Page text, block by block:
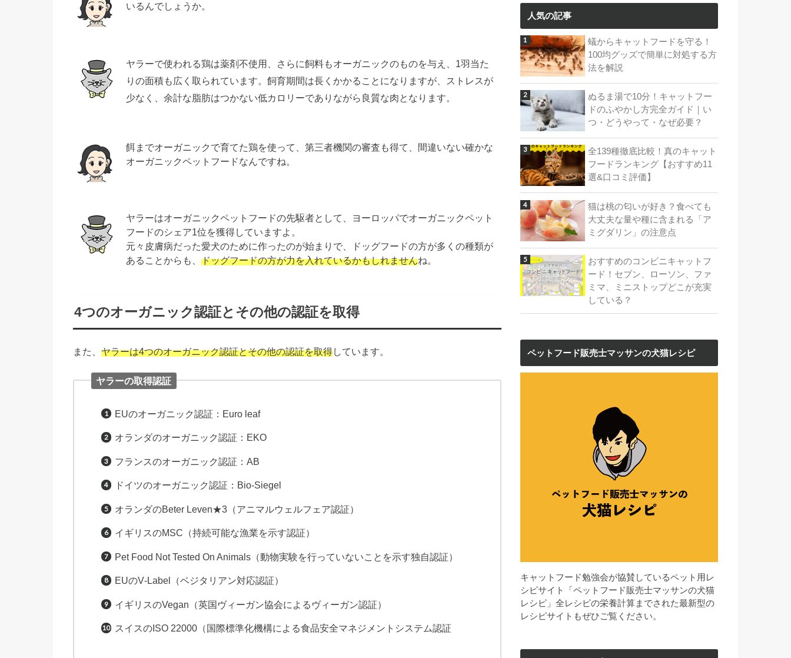
いるんでしょうか。
ヤラーで使われる鶏は薬剤不使用、さらに飼料もオーガニックのものを与え、1羽当た
りの面積も広く取られています。飼育期間は長くかかることになりますが、ストレスが
少なく、余計な脂肪はつかない低カロリーでありながら良質な肉となります。
餌までオーガニックで育てた鶏を使って、第三者機関の審査も得て、間違いない確かな
オーガニックペットフードなんですね。
ヤラーはオーガニックペットフードの先駆者として、ヨーロッパでオーガニックペット
フードのシェア1位を獲得していますよ。
元々皮膚病だった愛犬のために作ったのが始まりで、ドッグフードの方が多くの種類が
あることからも、 ドッグフードの方が力を入れているかもしれませんね。
4つのオーガニック認証とその他の認証を取得
また、 ヤラーは4つのオーガニック認証とその他の認証を取得しています。
ヤラーの取得認証
EUのオーガニック認証：Euro leaf
オランダのオーガニック認証：EKO
フランスのオーガニック認証：AB
ドイツのオーガニック認証：Bio-Siegel
オランダのBeter Leven★3（アニマルウェルフェア認証）
イギリスのMSC（持続可能な漁業を示す認証）
Pet Food Not Tested On Animals（動物実験を行っていないことを示す独自認証）
EUのV‑Label（ベジタリアン対応認証）
イギリスのVegan（英国ヴィーガン協会によるヴィーガン認証）
スイスのISO 22000（国際標準化機構による食品安全マネジメントシステム認証
人気の記事
蟻からキャットフードを守る！
100均グッズで簡単に対処する方
法を解説
ぬるま湯で10分！キャットフー
ドのふやかし方完全ガイド｜い
つ・どうやって・なぜ必要？
全139種徹底比較！真のキャット
フードランキング【おすすめ11
選&口コミ評価】
猫は桃の匂いが好き？食べても
大丈夫な量や種に含まれる「ア
ミグダリン」の注意点
おすすめのコンビニキャットフ
ード！セブン、ローソン、ファ
ミマ、ミニストップどこが充実
している？
ペットフード販売士マッサンの犬猫レシピ
キャットフード勉強会が協賛しているペット用レ
シピサイト「ペットフード販売士マッサンの犬猫
レシピ」全レシピの栄養計算までされた最新型の
レシピサイトもぜひご覧ください。